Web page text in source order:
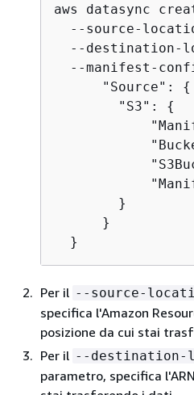
aws datasync
--source-
--destination-
--manifest-
      "Source":
{
        "S3":
{
        }
      }
  }
Per il --source-
specifica l'Amazon
posizione da cui stai
Per il --destination-
parametro, specifica